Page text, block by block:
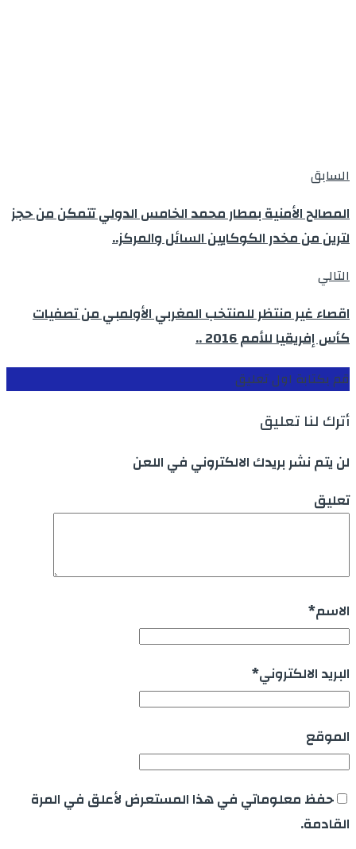
السابق
المصالح الأمنية بمطار محمد الخامس الدولي تتمكن من حجز
لترين من مخدر الكوكايين السائل والمركز..
التالي
اقصاء غير منتظر للمنتخب المغربي الأولمبي من تصفيات
كأس إفريقيا للأمم 2016 ..
قم بكتابة اول تعليق
أترك لنا تعليق
لن يتم نشر بريدك الالكتروني في اللعن
تعليق
الاسم*
البريد الالكتروني*
الموقع
حفظ معلوماتي في هذا المستعرض لأعلق في المرة
القادمة.